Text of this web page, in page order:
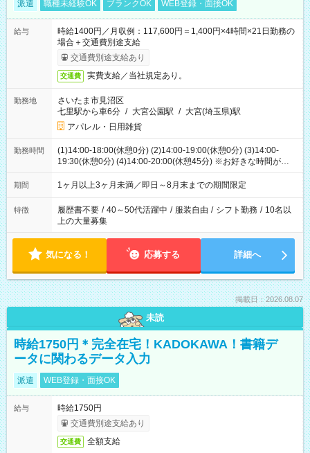
派遣 職種未経験OK ブランクOK WEB登録・面接OK
給与
時給1400円／月収例：117,600円＝1,400円×4時間×21日勤務の
場合＋交通費別途支給
交通費別途支給あり
交通費 実費支給／当社規定あり。
勤務地
さいたま市見沼区
七里駅から車6分 / 大宮公園駅 / 大宮(埼玉県)駅
アパレル・日用雑貨
勤務時間
(1)14:00-18:00(休憩0分) (2)14:00-19:00(休憩0分) (3)14:00-
19:30(休憩0分) (4)14:00-20:00(休憩45分) ※お好きな時間が選べ
ます
期間 1ヶ月以上3ヶ月未満／即日～8月末までの期間限定
特徴 履歴書不要 / 40～50代活躍中 / 服装自由 / シフト勤務 / 10名以
上の大量募集
気になる！ 応募する 詳細へ
掲載日：2026.08.07
未読
時給1750円＊完全在宅！KADOKAWA！書籍デ
ータに関わるデータ入力
派遣 WEB登録・面接OK
給与
時給1750円
交通費別途支給あり
交通費 全額支給